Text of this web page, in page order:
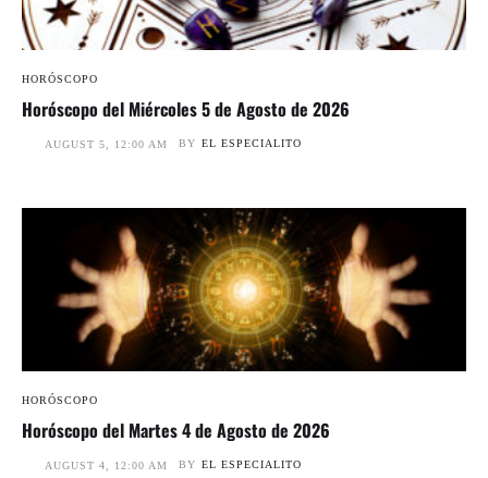
HORÓSCOPO
Horóscopo del Miércoles 5 de Agosto de 2026
AUGUST 5, 12:00 AM BY EL ESPECIALITO
HORÓSCOPO
Horóscopo del Martes 4 de Agosto de 2026
AUGUST 4, 12:00 AM BY EL ESPECIALITO